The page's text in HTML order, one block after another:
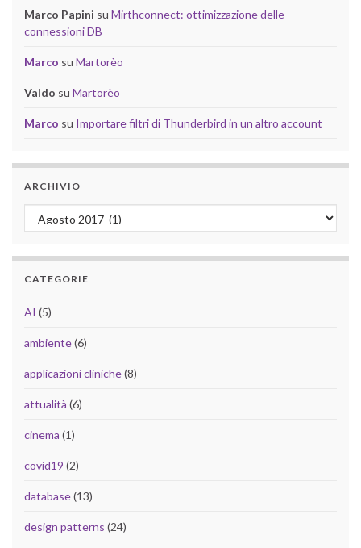
Marco Papini su Mirthconnect: ottimizzazione delle
connessioni DB
Marco su Martorèo
Valdo su Martorèo
Marco su Importare filtri di Thunderbird in un altro account
ARCHIVIO
Archivio
CATEGORIE
AI (5)
ambiente(6)
applicazioni cliniche(8)
attualità (6)
cinema (1)
covid19 (2)
database(13)
design patterns (24)